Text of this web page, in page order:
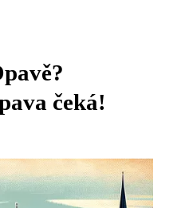
čeká!